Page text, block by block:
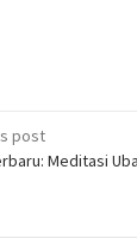
post
Meditasi